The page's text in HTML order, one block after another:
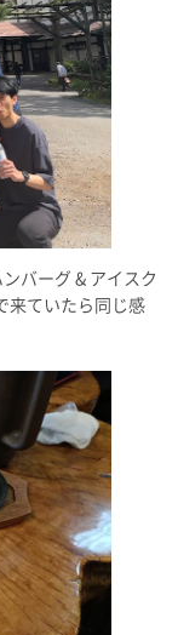
バーグ & アイスク
来ていたら同じ感